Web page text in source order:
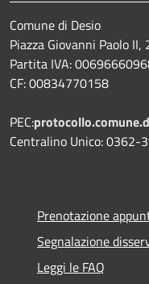
Comune di Desio
Piazza Giovanni Paolo
Partita IVA:
CF: 00834770158
PEC:
Centralino Unico: 0362-
Prenotazione
Segnalazione
Leggi le FAQ